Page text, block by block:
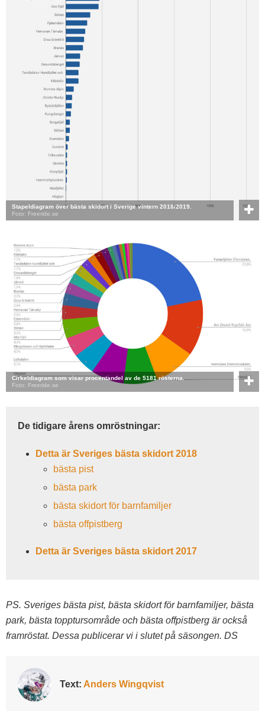
Stapeldiagram över bästa skidort i Sverige vintern 2018/2019.
Foto: Freeride.se
Cirkeldiagram som visar procentandel av de 5181 rösterna.
Foto: Freeride.se
De tidigare årens omröstningar:
Detta är Sveriges bästa skidort 2018
bästa pist
bästa park
bästa skidort för barnfamiljer
bästa offpistberg
Detta är Sveriges bästa skidort 2017
PS. Sveriges bästa pist, bästa skidort för barnfamiljer, bästa
park, bästa topptursområde och bästa offpistberg är också
framröstat. Dessa publicerar vi i slutet på säsongen. DS
Text: Anders Wingqvist